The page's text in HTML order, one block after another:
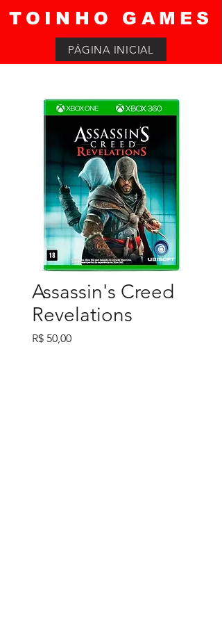
TOINHO GAMES
PÁGINA INICIAL
Assassin's Creed
Revelations
R$ 50,00Preço